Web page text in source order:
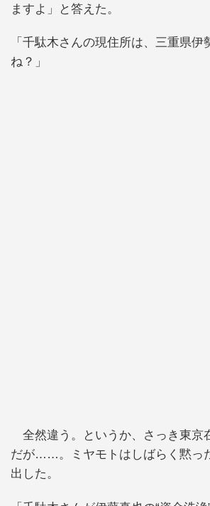
ますよ」と答えた。
「千駄木さんの現住所は、三重県伊
ね？」
全然違う。というか、さっき東京
だが……。ミヤモトはしばらく黙っ
出した。